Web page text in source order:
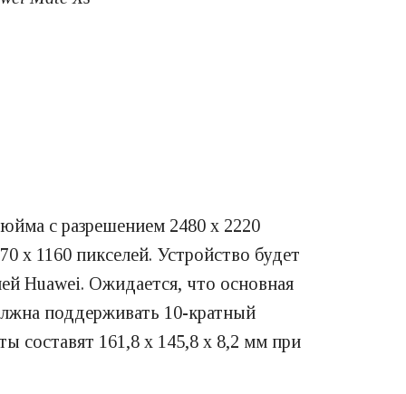
с разрешением 2480 х 2220
х 1160 пикселей. Устройство будет
Huawei. Ожидается, что основная
поддерживать 10-кратный
составят 161,8 х 145,8 х 8,2 мм при